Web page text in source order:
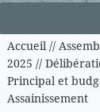
Accueil//
2025 //
Principal et
Assainissement